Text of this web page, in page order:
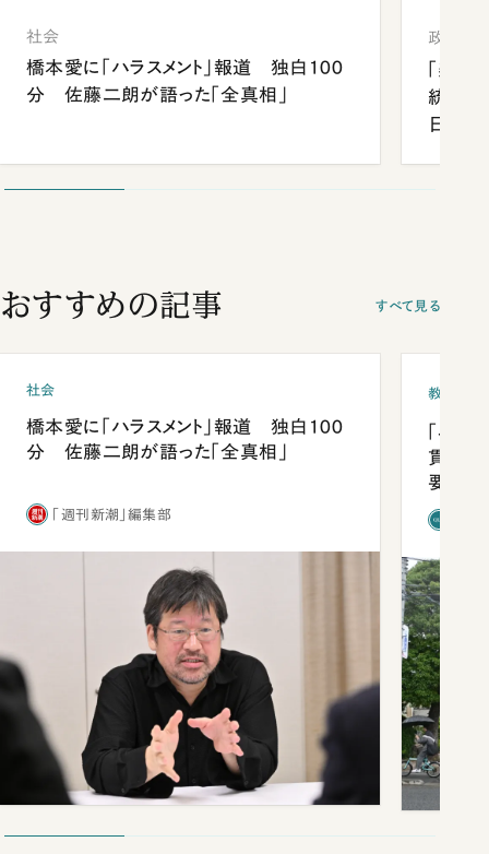
社会
橋本愛に「ハラスメント」報道 独白100
分 佐藤二朗が語った「全真相」
政治
「楽し
統領と
日米
おすすめの記事 すべて見る
社会
橋本愛に「ハラスメント」報道 独白100
分 佐藤二朗が語った「全真相」
「週刊新潮」編集部
教育
「早
貫校へ
要だっ